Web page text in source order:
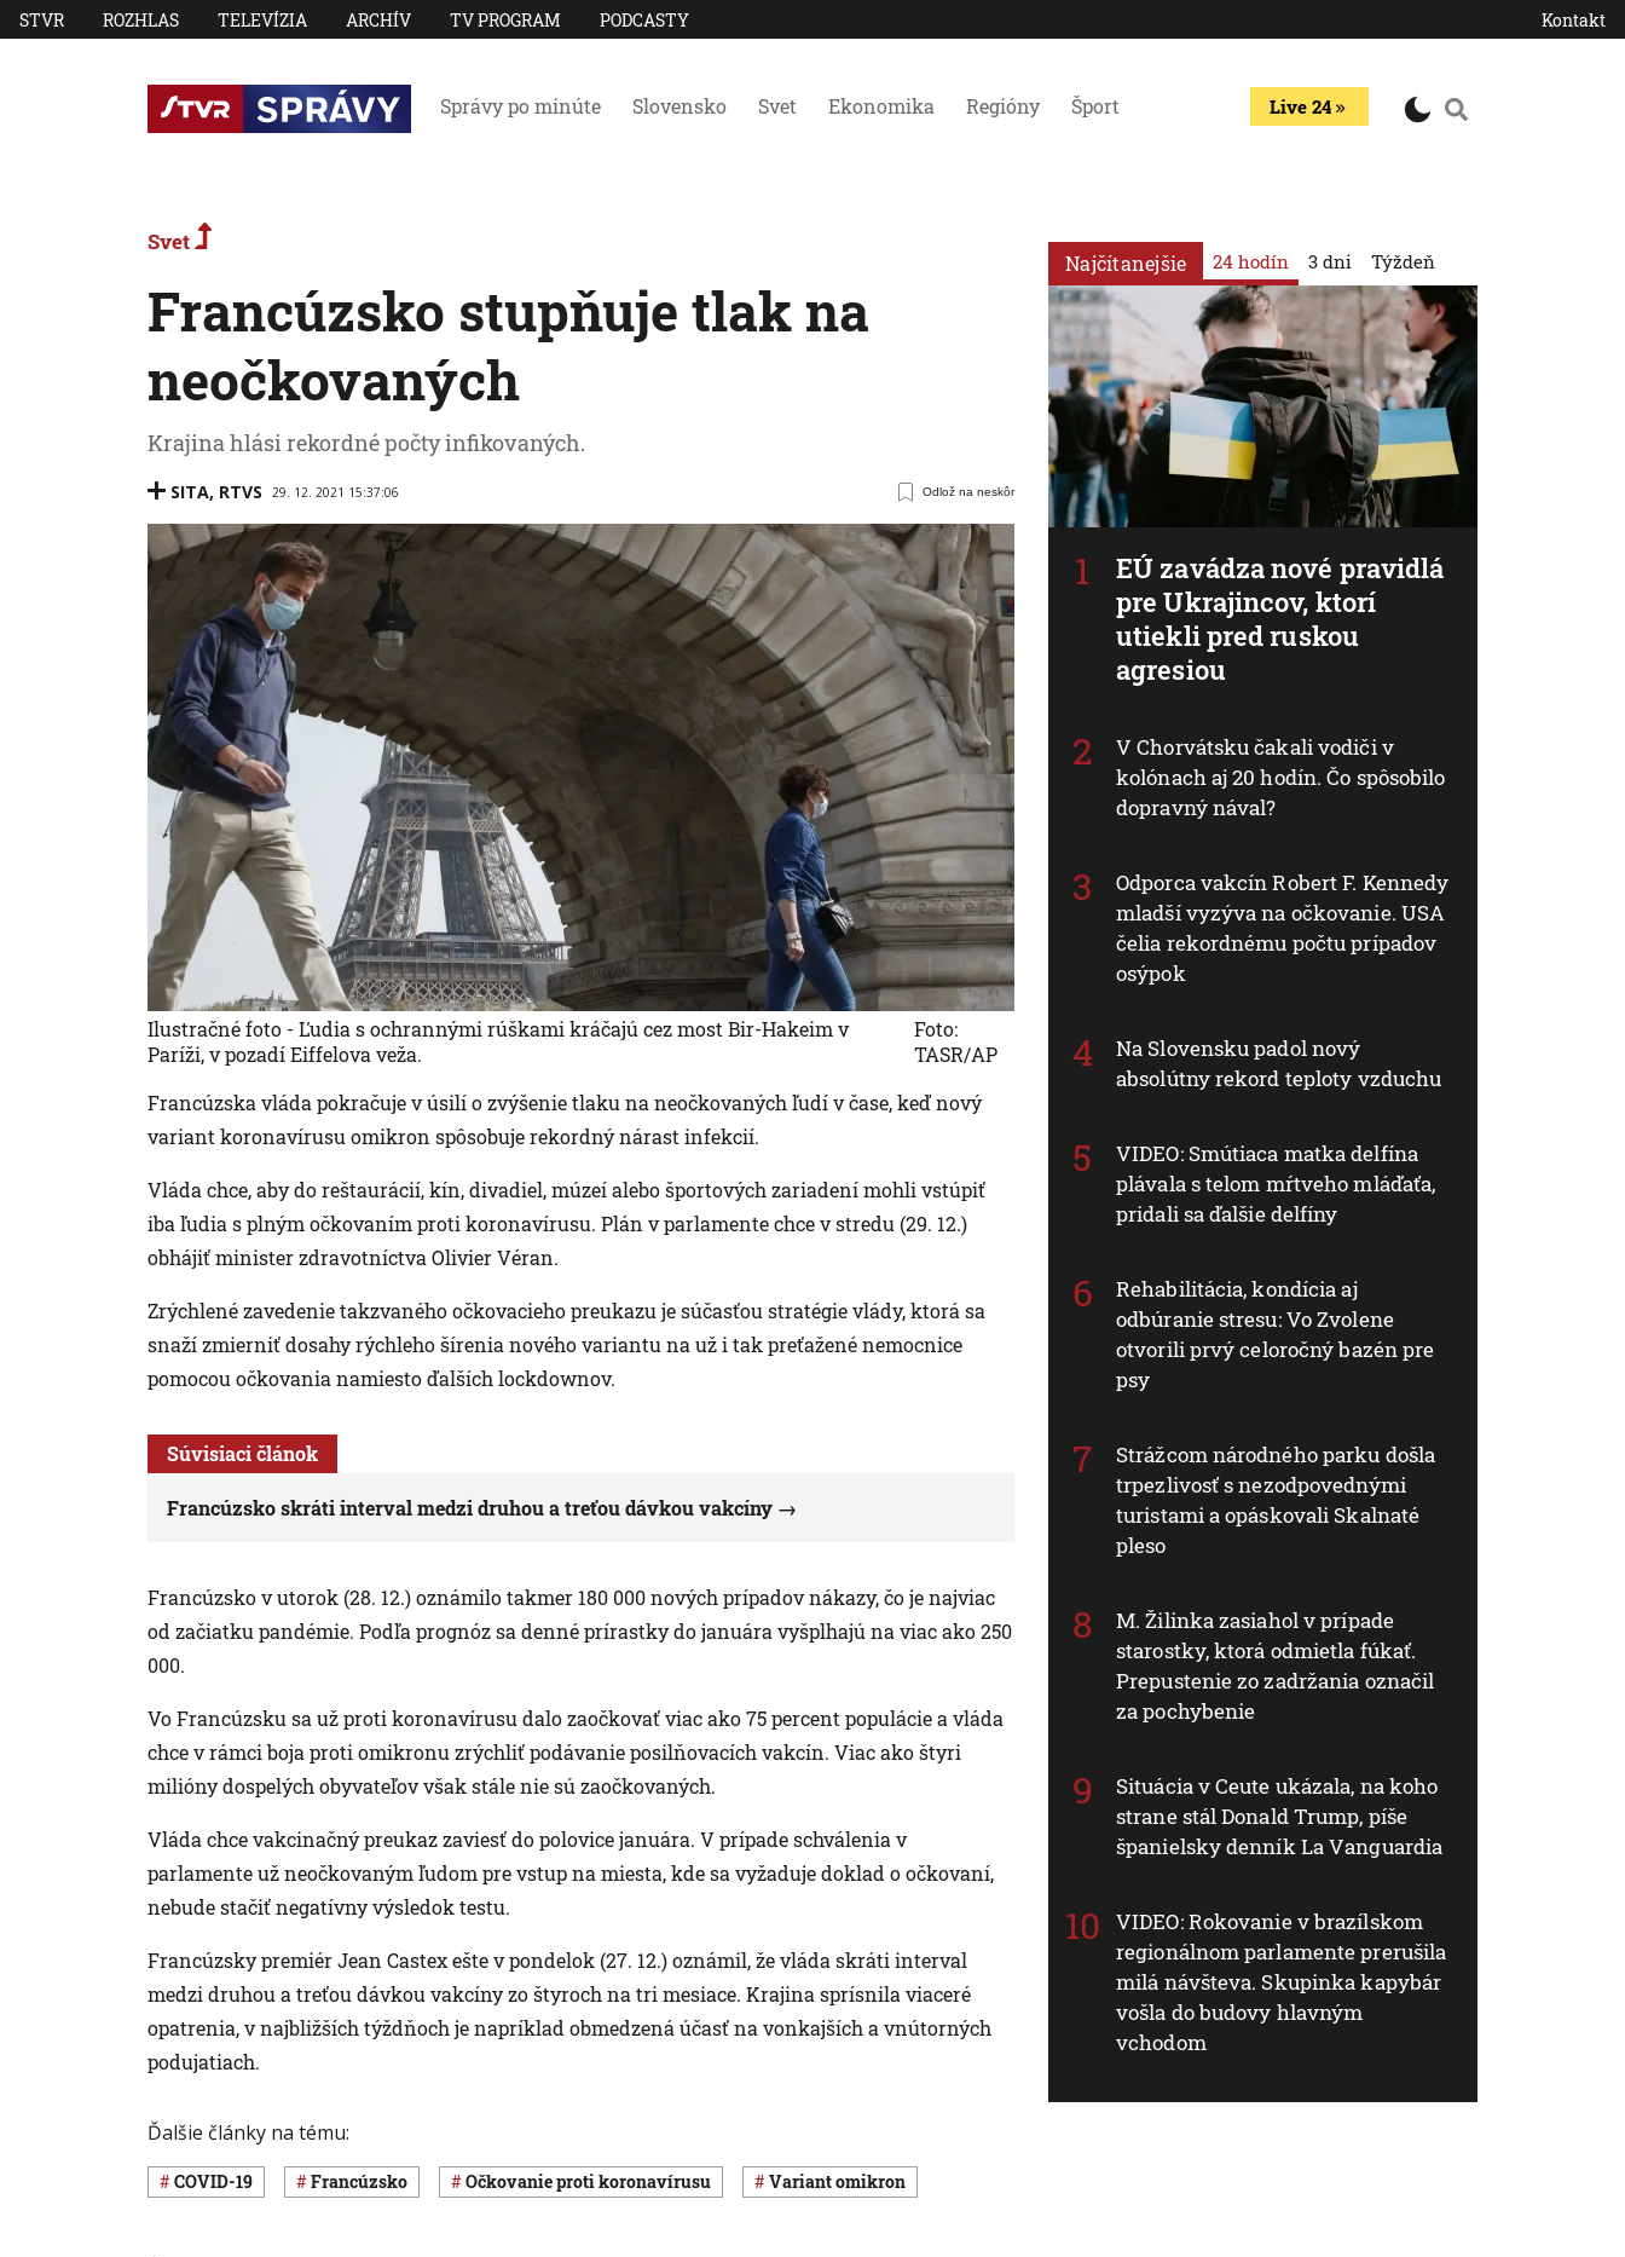
STVR ROZHLAS TELEVÍZIA ARCHÍV TV PROGRAM PODCASTY Kontakt
Správy po minúte Slovensko Svet Ekonomika Regióny Šport Live 24
Svet
Francúzsko stupňuje tlak na
neočkovaných
Krajina hlási rekordné počty infikovaných.
SITA, RTVS 29. 12. 2021 15:37:06 Odlož na neskôr
Ilustračné foto - Ľudia s ochrannými rúškami kráčajú cez most Bir-Hakeim v
Paríži, v pozadí Eiffelova veža.
Foto:
TASR/AP
Francúzska vláda pokračuje v úsilí o zvýšenie tlaku na neočkovaných ľudí v čase, keď nový
variant koronavírusu omikron spôsobuje rekordný nárast infekcií.
Vláda chce, aby do reštaurácií, kín, divadiel, múzeí alebo športových zariadení mohli vstúpiť
iba ľudia s plným očkovaním proti koronavírusu. Plán v parlamente chce v stredu (29. 12.)
obhájiť minister zdravotníctva Olivier Véran.
Zrýchlené zavedenie takzvaného očkovacieho preukazu je súčasťou stratégie vlády, ktorá sa
snaží zmierniť dosahy rýchleho šírenia nového variantu na už i tak preťažené nemocnice
pomocou očkovania namiesto ďalších lockdownov.
Súvisiaci článok
Francúzsko skráti interval medzi druhou a treťou dávkou vakcíny
Francúzsko v utorok (28. 12.) oznámilo takmer 180 000 nových prípadov nákazy, čo je najviac
od začiatku pandémie. Podľa prognóz sa denné prírastky do januára vyšplhajú na viac ako 250
000.
Vo Francúzsku sa už proti koronavírusu dalo zaočkovať viac ako 75 percent populácie a vláda
chce v rámci boja proti omikronu zrýchliť podávanie posilňovacích vakcín. Viac ako štyri
milióny dospelých obyvateľov však stále nie sú zaočkovaných.
Vláda chce vakcinačný preukaz zaviesť do polovice januára. V prípade schválenia v
parlamente už neočkovaným ľudom pre vstup na miesta, kde sa vyžaduje doklad o očkovaní,
nebude stačiť negatívny výsledok testu.
Francúzsky premiér Jean Castex ešte v pondelok (27. 12.) oznámil, že vláda skráti interval
medzi druhou a treťou dávkou vakcíny zo štyroch na tri mesiace. Krajina sprísnila viaceré
opatrenia, v najbližších týždňoch je napríklad obmedzená účasť na vonkajších a vnútorných
podujatiach.
Ďalšie články na tému:
COVID-19 Francúzsko očkovanie proti koronavírusu variant omikron
Najčítanejšie 24 hodín
EÚ zavádza nové pravidlá
pre Ukrajincov, ktorí
utiekli pred ruskou
agresiou
V Chorvátsku čakali vodiči v
kolónach aj 20 hodín. Čo spôsobilo
dopravný nával?
Odporca vakcín Robert F. Kennedy
mladší vyzýva na očkovanie. USA
čelia rekordnému počtu prípadov
osýpok
Na Slovensku padol nový
absolútny rekord teploty vzduchu
VIDEO: Smútiaca matka delfína
plávala s telom mŕtveho mláďaťa,
pridali sa ďalšie delfíny
Rehabilitácia, kondícia aj
odbúranie stresu: Vo Zvolene
otvorili prvý celoročný bazén pre
psy
Strážcom národného parku došla
trpezlivosť s nezodpovednými
turistami a opáskovali Skalnaté
pleso
M. Žilinka zasiahol v prípade
starostky, ktorá odmietla fúkať.
Prepustenie zo zadržania označil
za pochybenie
Situácia v Ceute ukázala, na koho
strane stál Donald Trump, píše
španielsky denník La Vanguardia
VIDEO: Rokovanie v brazílskom
regionálnom parlamente prerušila
milá návšteva. Skupinka kapybár
vošla do budovy hlavným
vchodom
3 dni Týždeň